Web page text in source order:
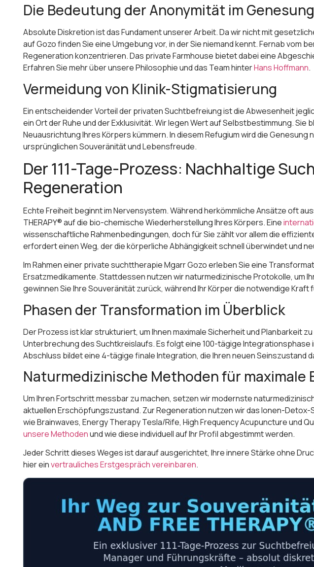
Die Bedeutung der Anonymität im
Absolute Diskretion ist das Fundament unserer Arbeit. Da wir nicht mit
auf Gozo finden Sie eine Umgebung vor, in der Sie niemand kennt. Fernab vom
Regeneration konzentrieren. Das private Farmhouse bietet dabei eine
Erfahren Sie mehr über unsere Philosophie und das Team hinterHans Hoffmann.
Vermeidung von Klinik-Stigmatisierung
Ein entscheidender Vorteil der privaten Suchtbefreiung ist die Abwesenheit
ein Ort der Ruhe und der Exklusivität. Wir legen Wert auf Selbstbestimmung.
Neuausrichtung Ihres Körpers kümmern. In diesem Refugium wird die
ursprünglichen Souveränität und Lebensfreude.
Der 111-Tage-Prozess: Nachhaltige
Regeneration
Echte Freiheit beginnt im Nervensystem. Während herkömmliche Ansätze oft
THERAPY® auf die bio-chemische Wiederherstellung Ihres Körpers. Eine
wissenschaftliche Rahmenbedingungen, doch für Sie zählt vor allem die
erfordert einen Weg, der die körperliche Abhängigkeit schnell überwindet und
Im Rahmen einer private suchttherapie Mgarr Gozo erleben Sie eine
Ersatzmedikamente. Stattdessen nutzen wir naturmedizinische Protokolle, um
gewinnen Sie Ihre Souveränität zurück, während Ihr Körper die notwendige
Phasen der Transformation im Überblick
Der Prozess ist klar strukturiert, um Ihnen maximale Sicherheit und Planbarkeit
Unterbrechung des Suchtkreislaufs. Es folgt eine 100-tägige
Abschluss bildet eine 4-tägige finale Integration, die Ihren neuen Seinszustand
Naturmedizinische Methoden für maximale
Um Ihren Fortschritt messbar zu machen, setzen wir modernste
aktuellen Erschöpfungszustand. Zur Regeneration nutzen wir das Ionen-
wie Brainwaves, Energy Therapy Tesla/Rife, High Frequency Acupuncture und
unsere Methodenund wie diese individuell auf Ihr Profil abgestimmt werden.
Jeder Schritt dieses Weges ist darauf ausgerichtet, Ihre innere Stärke ohne
hier einvertrauliches Erstgespräch vereinbaren.